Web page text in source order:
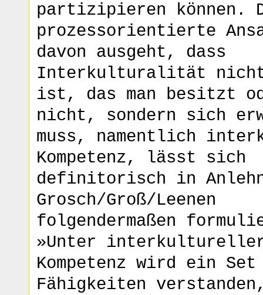
partizipieren können.
prozessorientierte
davon ausgeht, dass
Interkulturalität nicht
ist, das man besitzt
nicht, sondern sich
muss, namentlich
Kompetenz, lässt sich
definitorisch in
Grosch/Groß/Leenen
folgendermaßen
»Unter
Kompetenz wird ein Set
Fähigkeiten